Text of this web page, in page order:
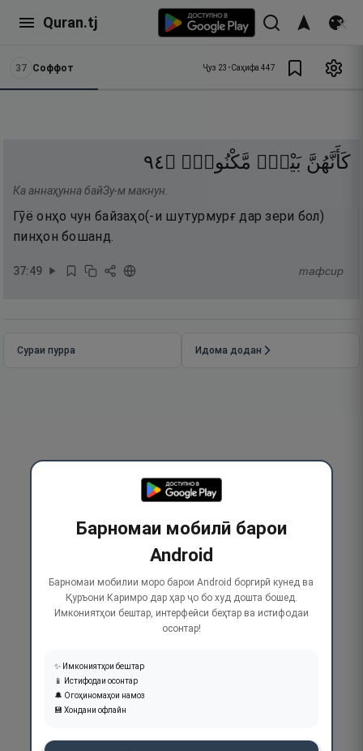
Quran.tj
37 Соффот Ҷуз 23 •Саҳифа 447
كَأَنَّهُنَّ بَيْضٌۭ مَّكْنُونٌۭ ۝٤٩
Ка аннаҳунна байЗу-м макнун.
Гӯё онҳо чун байзаҳо(-и шутурмурғ дар зери бол)
пинҳон бошанд.
37:49 тафсир
Сураи пурра Идома додан
Барномаи мобилӣ барои
Android
Барномаи мобилии моро барои Android боргирӣ кунед ва
Қуръони Каримро дар ҳар ҷо бо худ дошта бошед.
Имкониятҳои бештар, интерфейси беҳтар ва истифодаи
осонтар!
✨ Имкониятҳои бештар
📱 Истифодаи осонтар
🔔 Огоҳиномаҳои намоз
💾 Хондани офлайн